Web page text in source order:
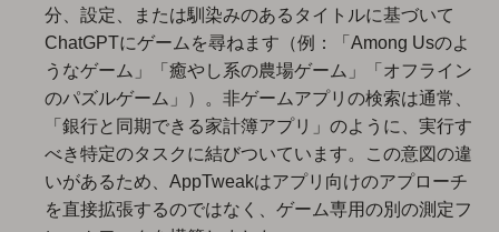
分、設定、または馴染みのあるタイトルに基づいて
ChatGPTにゲームを尋ねます（例：「Among Usのよ
うなゲーム」「癒やし系の農場ゲーム」「オフライン
のパズルゲーム」）。非ゲームアプリの検索は通常、
「銀行と同期できる家計簿アプリ」のように、実行す
べき特定のタスクに結びついています。この意図の違
いがあるため、AppTweakはアプリ向けのアプローチ
を直接拡張するのではなく、ゲーム専用の別の測定フ